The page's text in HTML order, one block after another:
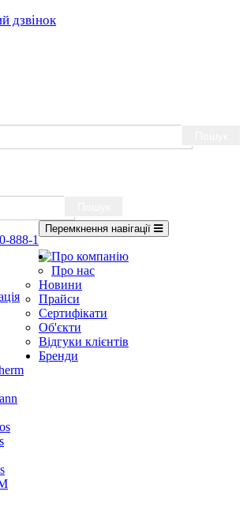
дзвінок
888-1
Перемкнення навігації
Про компанію
Про нас
Новини
Прайси
Сертифікати
Об'єкти
Відгуки клієнтів
Бренди